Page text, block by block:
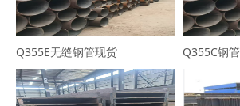
Q355E无缝钢管现货 Q355C钢管